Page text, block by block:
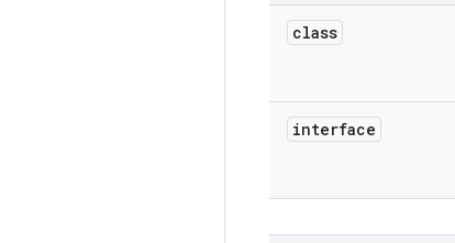
class
interface